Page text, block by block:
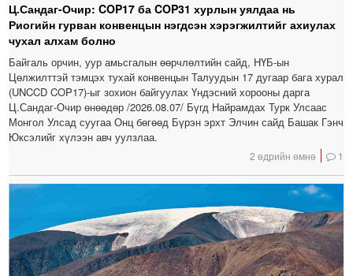
Ц.Сандаг-Очир: COP17 ба COP31 хурлын уялдаа нь
Риогийн гурван конвенцын нэгдсэн хэрэгжилтийг ахиулах
чухал алхам болно
Байгаль орчин, уур амьсгалын өөрчлөлтийн сайд, НҮБ-ын
Цөлжилттэй тэмцэх тухай конвенцын Талуудын 17 дугаар бага хурал
(UNCCD COP17)-ыг зохион байгуулах Үндэсний хорооны дарга
Ц.Сандаг-Очир өнөөдөр /2026.08.07/ Бүгд Найрамдах Турк Улсаас
Монгол Улсад суугаа Онц бөгөөд Бүрэн эрхт Элчин сайд Башак Гэнч
Юксэлийг хүлээн авч уулзлаа.
2 өдрийн өмнө 1